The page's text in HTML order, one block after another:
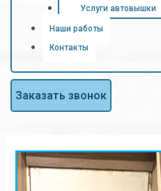
Услуги автовышки
Наши работы
Контакты
Заказать звонок